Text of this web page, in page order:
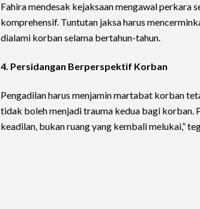
Fahira mendesak kejaksaan mengawal perkara
komprehensif. Tuntutan jaksa harus
dialami korban selama bertahun-tahun.
4. Persidangan Berperspektif Korban
Pengadilan harus menjamin martabat korban
tidak boleh menjadi trauma kedua bagi korban.
keadilan, bukan ruang yang kembali melukai,”